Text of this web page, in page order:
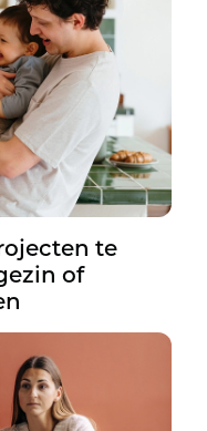
te
of